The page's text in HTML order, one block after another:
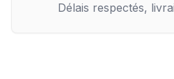
Délais respectés,